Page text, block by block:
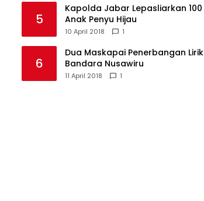
5
Kapolda Jabar Lepasliarkan 100
Anak Penyu Hijau
10 April 2018 1
6
Dua Maskapai Penerbangan Lirik
Bandara Nusawiru
11 April 2018 1